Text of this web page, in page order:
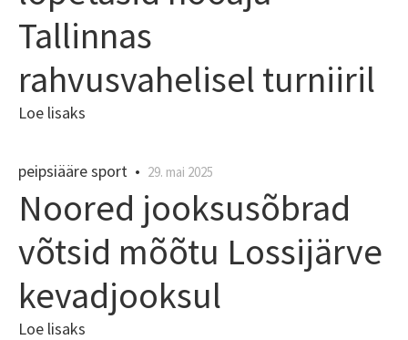
Tallinnas
rahvusvahelisel turniiril
Loe lisaks
peipsiääre sport • 29. mai 2025
Noored jooksusõbrad
võtsid mõõtu Lossijärve
kevadjooksul
Loe lisaks